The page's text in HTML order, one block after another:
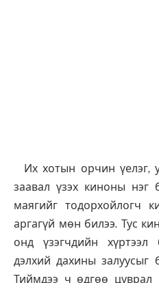
Их хотын орчин үелэг,
заавал үзэх киноны нэг
маягийг тодорхойлогч
аргагүй мөн билээ. Тус
онд үзэгчдийн хүртээл
дэлхий дахины залуусыг
Тиймдээ ч өдгөө цуврал